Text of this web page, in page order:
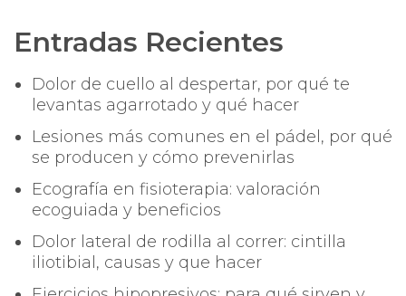
Entradas Recientes
Dolor de cuello al despertar, por qué te
levantas agarrotado y qué hacer
Lesiones más comunes en el pádel, por qué
se producen y cómo prevenirlas
Ecografía en fisioterapia: valoración
ecoguiada y beneficios
Dolor lateral de rodilla al correr: cintilla
iliotibial, causas y que hacer